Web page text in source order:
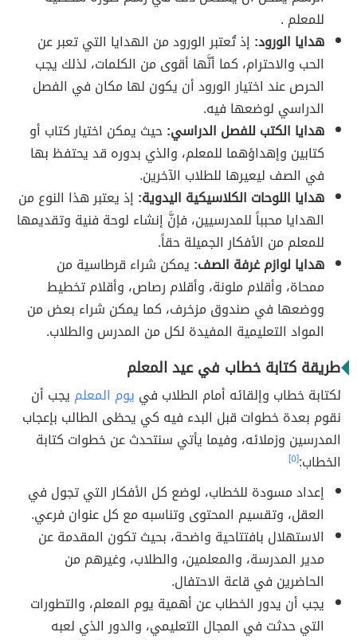
للمعلم .
هدايا الورود: إذ تُعتبر الورود من الهدايا التي تعبر عن
الحب والاحترام، كما أنَّها أقوى من الكلمات، لذلك يجب
الحرص عند اختيار الورود أن يكون لها مكان في الفصل
الدراسي لوضعها فيه.
هدايا الكتب للفصل الدراسي:حيث يمكن اختيار كتاب أو
كتابين وإهداؤهما للمعلم، والذي بدوره قد يحتفظ بها
في الصف ليعيرها للطلاب الآخرين.
هدايا اللوحات الكلاسيكية اليدوية: إذ يعتبر هذا النوع من
الهدايا محبباً للمدرسيين، فإنَّ إنشاء لوحة فنية وتقديمها
للمعلم من الأفكار الجميلة حقاً.
هدايا لوازم غرفة الصف: يمكن شراء قرطاسية من
ممحاة، وأقلام ملونة، وأقلام رصاص، وأقلام تخطيط
ووضعها في صندوق مزخرف، كما يمكن شراء بعض من
المواد التعليمية المفيدة لكل من المدرس والطلاب.
طريقة كتابة خطاب في عيد المعلم
لكتابة خطاب وإلقائه أمام الطلاب في يوم المعلم يجب أن
نقوم بعدة خطوات قبل البدء فيه كي يحظى الطالب بإعجاب
المدرسين وزملائه، وفيما يأتي سنتحدث عن خطوات كتابة
الخطاب:[٥]
إعداد مسودة للخطاب، لوضع كل الأفكار التي تجول في
العقل، وتقسيم المحتوى وتناسبه مع كل عنوان فرعي.
الاستهلال بافتتاحية واضحة، بحيث تكون المقدمة عن
مدير المدرسة، والمعلمين، والطلاب، وغيرهم من
الحاضرين في قاعة الاحتفال.
يجب أن يدور الخطاب عن أهمية يوم المعلم، والتطورات
التي حدثت في المجال التعليمي، والدور الذي لعبه